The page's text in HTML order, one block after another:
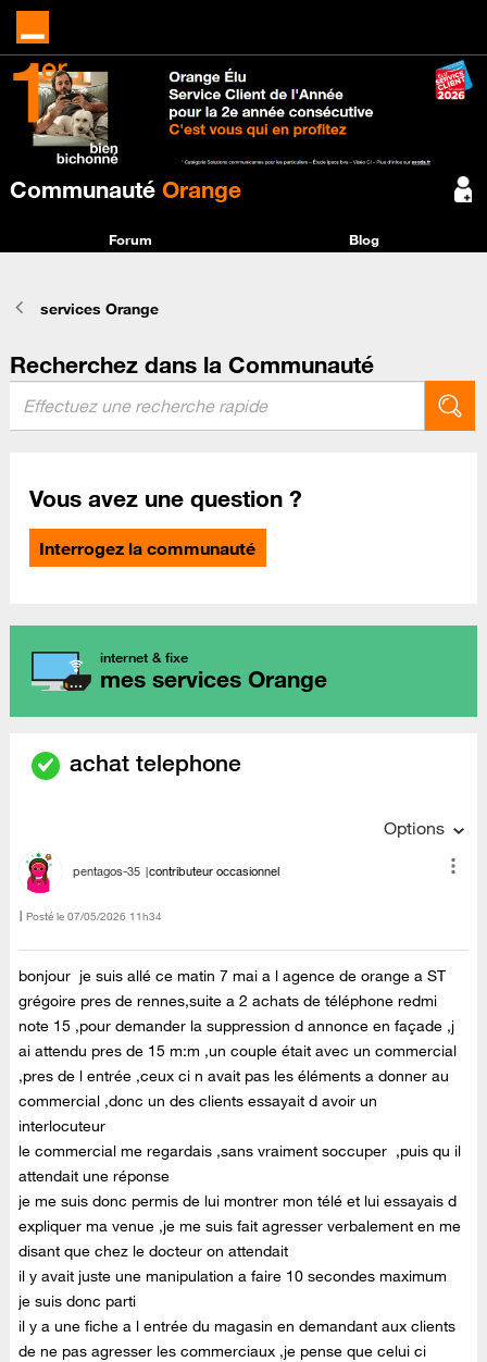
Communauté Orange
Forum Blog
services Orange
Recherchez dans la Communauté
Vous avez une question ?
Interrogez la communauté
internet & fixe
mes services Orange
achat telephone
Options
pentagos-35 contributeur occasionnel
Posté le ‎07/05/2026 11h34
bonjour je suis allé ce matin 7 mai a l agence de orange a ST
grégoire pres de rennes,suite a 2 achats de téléphone redmi
note 15 ,pour demander la suppression d annonce en façade ,j
ai attendu pres de 15 m:m ,un couple était avec un commercial
,pres de l entrée ,ceux ci n avait pas les éléments a donner au
commercial ,donc un des clients essayait d avoir un
interlocuteur
le commercial me regardais ,sans vraiment soccuper ,puis qu il
attendait une réponse
je me suis donc permis de lui montrer mon télé et lui essayais d
expliquer ma venue ,je me suis fait agresser verbalement en me
disant que chez le docteur on attendait
il y avait juste une manipulation a faire 10 secondes maximum
je suis donc parti
il y a une fiche a l entrée du magasin en demandant aux clients
de ne pas agresser les commerciaux ,je pense que celui ci